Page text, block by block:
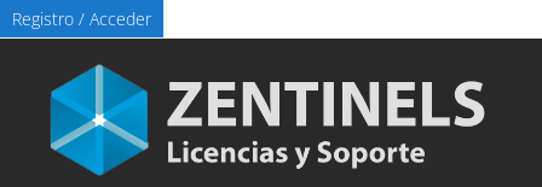
Registro / Acceder